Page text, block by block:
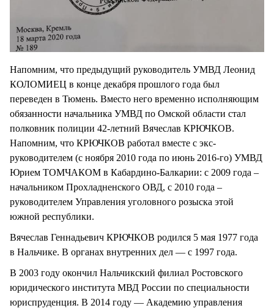
Напомним, что предыдущий руководитель УМВД Леонид
КОЛОМИЕЦ в конце декабря прошлого года был
переведен в Тюмень. Вместо него временно исполняющим
обязанности начальника УМВД по Омской области стал
полковник полиции 42-летний Вячеслав КРЮЧКОВ.
Напомним, что КРЮЧКОВ работал вместе с экс-
руководителем (с ноября 2010 года по июнь 2016-го) УМВД
Юрием ТОМЧАКОМ в Кабардино-Балкарии: с 2009 года –
начальником Прохладненского ОВД, с 2010 года –
руководителем Управления уголовного розыска этой
южной республики.
Вячеслав Геннадьевич КРЮЧКОВ родился 5 мая 1977 года
в Нальчике. В органах внутренних дел — с 1997 года.
В 2003 году окончил Нальчикский филиал Ростовского
юридического института МВД России по специальности
юриспруденция. В 2014 году — Академию управления